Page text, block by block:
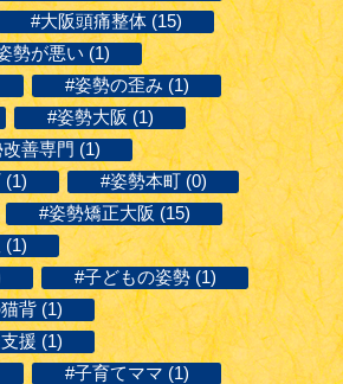
#大阪頭痛整体 (15)
勢が悪い (1)
#姿勢の歪み (1)
#姿勢大阪 (1)
善専門 (1)
(1)
#姿勢本町 (0)
#姿勢矯正大阪 (15)
(1)
#子どもの姿勢 (1)
背 (1)
援 (1)
#子育てママ (1)